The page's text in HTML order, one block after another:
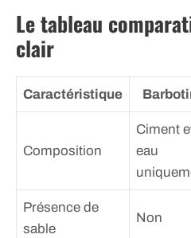
Le tableau
clair
Caractéristique
Composition
Ciment
eau
Présence de
sable
Non